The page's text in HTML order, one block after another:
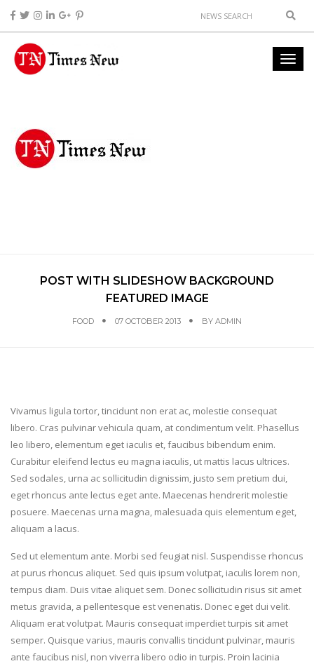
POST WITH SLIDESHOW BACKGROUND
FEATURED IMAGE
FOOD 07 OCTOBER 2013 BY ADMIN
Vivamus ligula tortor, tincidunt non erat ac, molestie consequat
libero. Cras pulvinar vehicula quam, at condimentum velit. Phasellus
leo libero, elementum eget iaculis et, faucibus bibendum enim.
Curabitur eleifend lectus eu magna iaculis, ut mattis lacus ultrices.
Sed sodales, urna ac sollicitudin dignissim, justo sem pretium dui,
eget rhoncus ante lectus eget ante. Maecenas hendrerit molestie
posuere. Maecenas urna magna, malesuada quis elementum eget,
aliquam a lacus.
Sed ut elementum ante. Morbi sed feugiat nisl. Suspendisse rhoncus
at purus rhoncus aliquet. Sed quis ipsum volutpat, iaculis lorem non,
tempus diam. Duis vitae aliquet sem. Donec sollicitudin risus sit amet
metus gravida, a pellentesque est venenatis. Donec eget dui velit.
Aliquam erat volutpat. Mauris consequat imperdiet turpis sit amet
semper. Quisque varius, mauris convallis tincidunt pulvinar, mauris
ante faucibus nisl, non viverra libero odio in turpis. Proin lacinia